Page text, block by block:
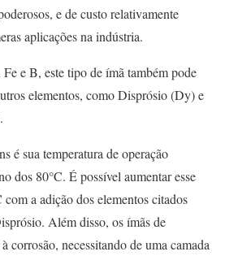
e de custo relativamente
aplicações na indústria.
e B, este tipo de ímã também pode
elementos, como Disprósio (Dy) e
é sua temperatura de operação
dos 80°C. É possível aumentar esse
a adição dos elementos citados
Além disso, os ímãs de
corrosão, necessitando de uma camada